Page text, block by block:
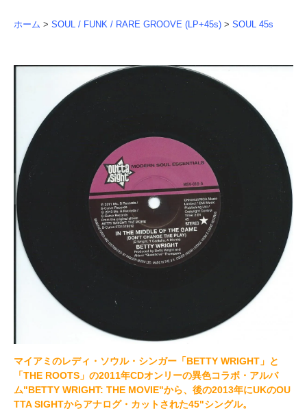
ホーム > SOUL / FUNK / RARE GROOVE (LP+45s) > SOUL 45s
マイアミのレディ・ソウル・シンガー「BETTY WRIGHT」と
「THE ROOTS」の2011年CDオンリーの異色コラボ・アルバ
ム"BETTY WRIGHT: THE MOVIE"から、後の2013年にUKのOU
TTA SIGHTからアナログ・カットされた45"シングル。